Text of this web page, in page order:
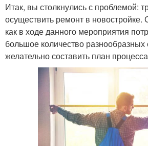
Итак, вы столкнулись с проблемой:
осуществить ремонт в новостройке.
как в ходе данного мероприятия
большое количество разнообразных
желательно составить план